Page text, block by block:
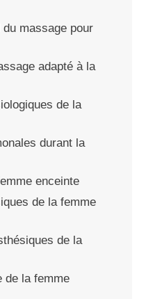
massage pour
adapté à la
de la
durant la
enceinte
de la femme
de la
de la femme